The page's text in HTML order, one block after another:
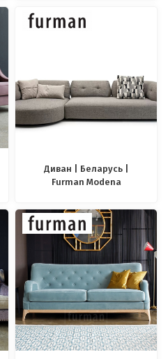
Диван | Беларусь |
Furman Modena